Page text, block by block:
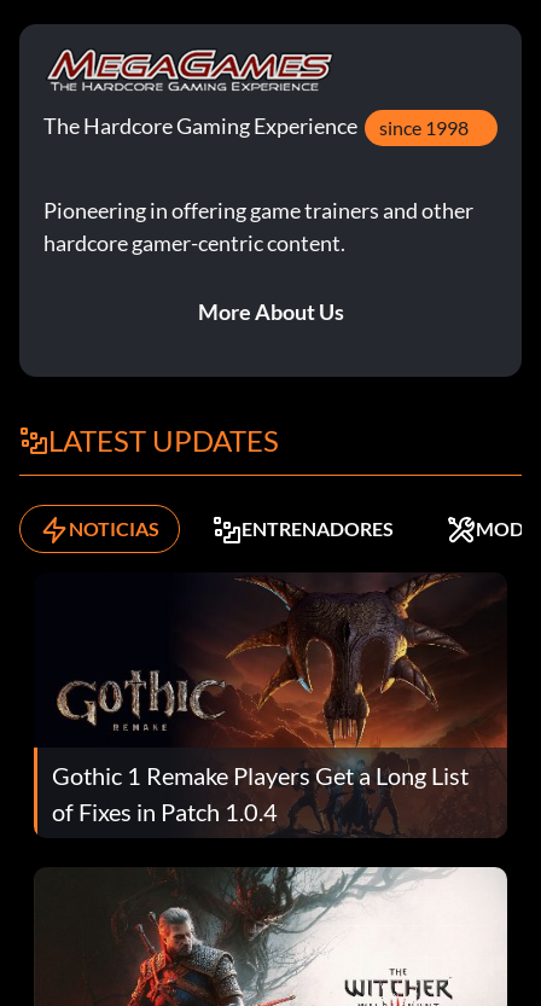
The Hardcore Gaming Experience since 1998
Pioneering in offering game trainers and other
hardcore gamer-centric content.
More About Us
LATEST UPDATES
NOTICIAS ENTRENADORES MODS
Gothic 1 Remake Players Get a Long List
of Fixes in Patch 1.0.4